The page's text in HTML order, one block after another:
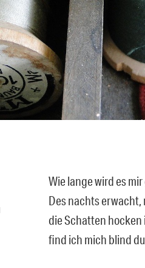
Wie lange wird es
Des nachts erwacht,
die Schatten hocken
find ich mich blind